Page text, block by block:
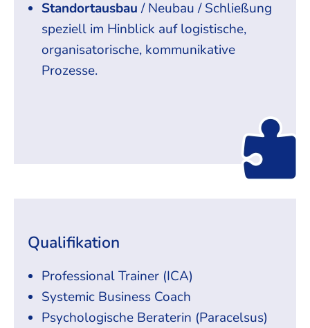
Standortausbau/ Neubau / Schließung
speziell im Hinblick auf logistische,
organisatorische, kommunikative
Prozesse.
Qualifikation
Professional Trainer (ICA)
Systemic Business Coach
Psychologische Beraterin (Paracelsus)